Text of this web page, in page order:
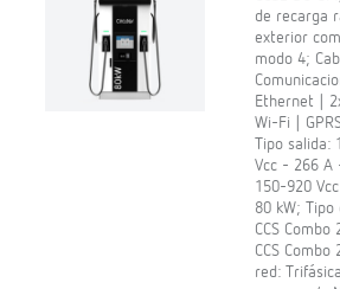
de recarga
exterior
modo 4;
Ethernet |
Wi-Fi |
Tipo salida:
Vcc - 266 A
150-920
80 kW; Tipo
CCS Combo
CCS Combo
red: